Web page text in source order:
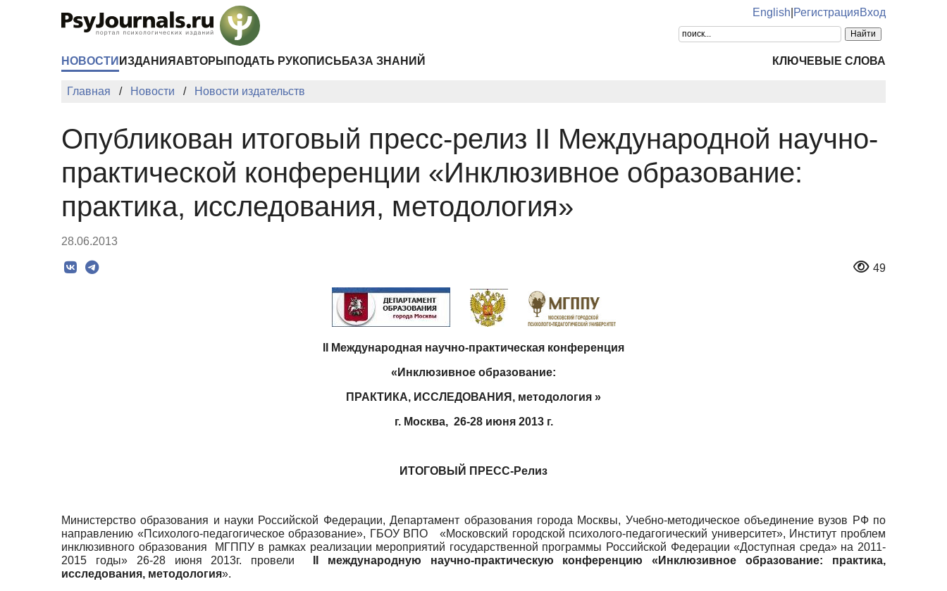
English РегистрацияВход
НОВОСТИ ИЗДАНИЯ АВТОРЫ ПОДАТЬ РУКОПИСЬ БАЗА ЗНАНИЙ КЛЮЧЕВЫЕ СЛОВА
Главная Новости Новости издательств
Опубликован итоговый пресс-релиз II Международной научно-
практической конференции «Инклюзивное образование:
практика, исследования, методология»
28.06.2013
49
Международная научно-практическая конференция
«Инклюзивное образование:
ПРАКТИКА, ИССЛЕДОВАНИЯ, методология »
г. Москва, 26-28 июня 2013 г.
ИТОГОВЫЙ ПРЕСС-Релиз
Министерство образования и науки Российской Федерации, Департамент образования города Москвы, Учебно-методическое объединение вузов РФ по
направлению «Психолого-педагогическое образование», ГБОУ ВПО «Московский городской психолого-педагогический университет», Институт проблем
инклюзивного образования МГППУ в рамках реализации мероприятий государственной программы Российской Федерации «Доступная среда» на 2011-
2015 годы» 26-28 июня 2013г. провели
международную научно-практическую конференцию «Инклюзивное образование: практика,
исследования, методология».